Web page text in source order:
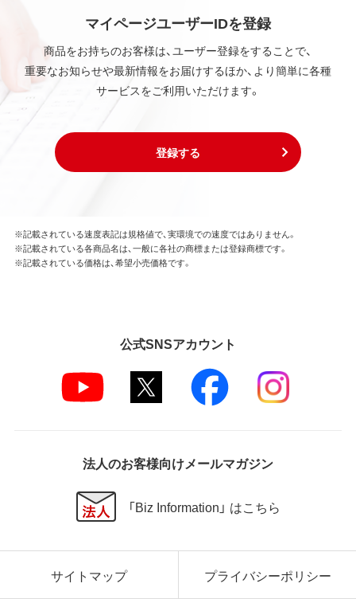
マイページユーザーIDを登録
商品をお持ちのお客様は、ユーザー登録をすることで、
重要なお知らせや最新情報をお届けするほか、より簡単に各種
サービスをご利用いただけます。
登録する
※記載されている速度表記は規格値で、実環境での速度ではありません。
※記載されている各商品名は、一般に各社の商標または登録商標です。
※記載されている価格は、希望小売価格です。
公式SNSアカウント
法人のお客様向けメールマガジン
「Biz Information」 はこちら
サイトマップ プライバシーポリシー